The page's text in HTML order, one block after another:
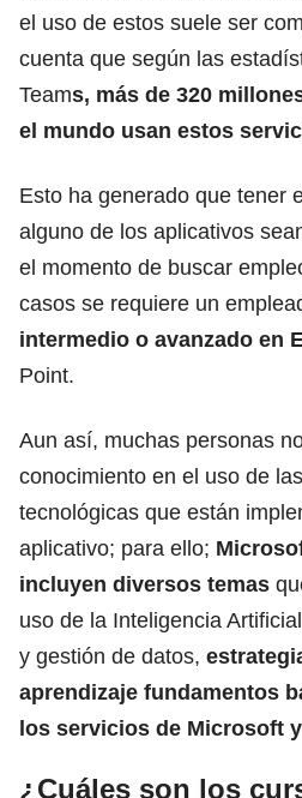
el uso de estos suele ser
cuenta que según las
Teams, más de 320
el mundo usan estos
Esto ha generado que tener
alguno de los aplicativos
el momento de buscar
casos se requiere un
intermedio o avanzado en
Point.
Aun así, muchas personas
conocimiento en el uso de
tecnológicas que están
aplicativo; para ello;
incluyen diversos temas
uso de la Inteligencia
y gestión de datos,
aprendizaje fundamentos
los servicios de Microsoft
¿Cuáles son los